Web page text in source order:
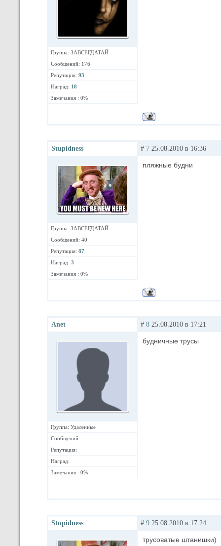
Группа: ЗАВСЕГДАТАЙ
Сообщений: 176
Репутация: 93
Наград: 18
Замечания : 0%
Stupidness
Группа: ЗАВСЕГДАТАЙ
Сообщений: 40
Репутация: 87
Наград: 3
Замечания : 0%
# 7 25.08.2010 в 16:36
пляжные будни
Anet
Группа: Удаленные
Сообщений:
Репутация:
Наград:
Замечания : 0%
# 8 25.08.2010 в 17:21
будничные трусы
Stupidness # 9 25.08.2010 в 17:24
трусоватые штанишки)